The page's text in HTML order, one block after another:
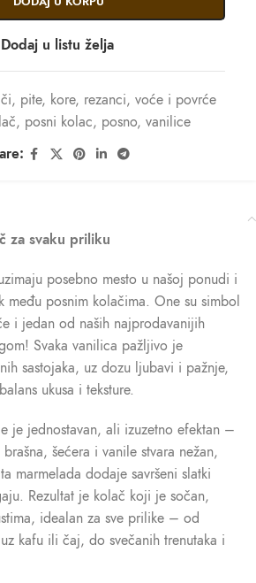
Dodaj u listu želja
pite, kore, rezanci, voće i povrće
, posni kolac, posno, vanilice
za svaku priliku
posebno mesto u našoj ponudi i
među posnim kolačima. One su simbol
i jedan od naših najprodavanijih
Svaka vanilica pažljivo je
sastojaka, uz dozu ljubavi i pažnje,
ukusa i teksture.
je jednostavan, ali izuzetno efektan –
šećera i vanile stvara nežan,
marmelada dodaje savršeni slatki
Rezultat je kolač koji je sočan,
idealan za sve prilike – od
kafu ili čaj, do svečanih trenutaka i